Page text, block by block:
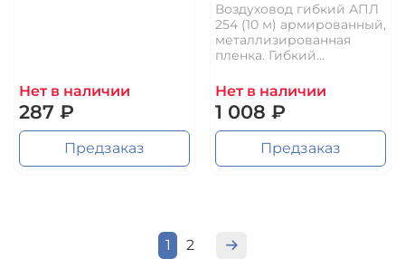
Нет в наличии
287 ₽
Предзаказ
Воздуховод гибкий АПЛ
254 (10 м) армированный,
металлизированная
пленка. Гибкий...
Нет в наличии
1 008 ₽
Предзаказ
1 2